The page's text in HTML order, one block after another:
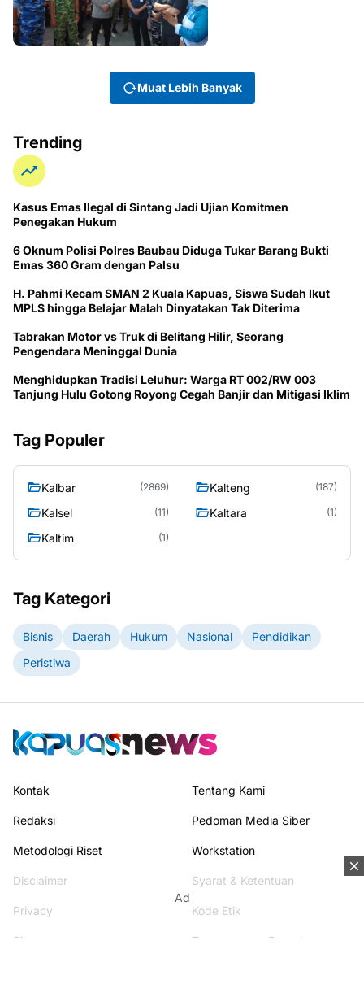
Muat Lebih Banyak
Trending
Kasus Emas Ilegal di Sintang Jadi Ujian Komitmen
Penegakan Hukum
6 Oknum Polisi Polres Baubau Diduga Tukar Barang Bukti
Emas 360 Gram dengan Palsu
H. Pahmi Kecam SMAN 2 Kuala Kapuas, Siswa Sudah Ikut
MPLS hingga Belajar Malah Dinyatakan Tak Diterima
Tabrakan Motor vs Truk di Belitang Hilir, Seorang
Pengendara Meninggal Dunia
Menghidupkan Tradisi Leluhur: Warga RT 002/RW 003
Tanjung Hulu Gotong Royong Cegah Banjir dan Mitigasi Iklim
Tag Populer
Kalbar (2869) Kalteng (187)
Kalsel (11) Kaltara (1)
Kaltim (1)
Tag Kategori
Bisnis Daerah Hukum Nasional
Pendidikan
Peristiwa
Ad
Kontak Tentang Kami
Redaksi Pedoman Media Siber
Metodologi Riset Workstation
Disclaimer Syarat & Ketentuan
Privacy Kode Etik
Sitemap Transparency Report